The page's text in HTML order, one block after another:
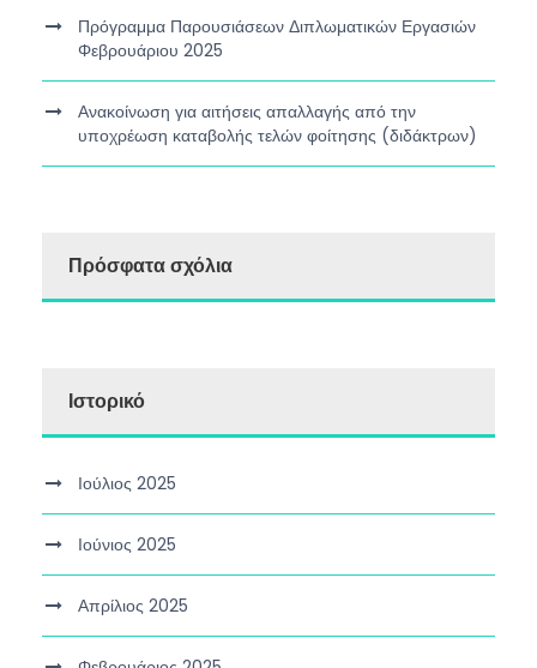
Πρόγραμμα Παρουσιάσεων Διπλωματικών Εργασιών
Φεβρουάριου 2025
Ανακοίνωση για αιτήσεις απαλλαγής από την
υποχρέωση καταβολής τελών φοίτησης (διδάκτρων)
Πρόσφατα σχόλια
Ιστορικό
Ιούλιος 2025
Ιούνιος 2025
Απρίλιος 2025